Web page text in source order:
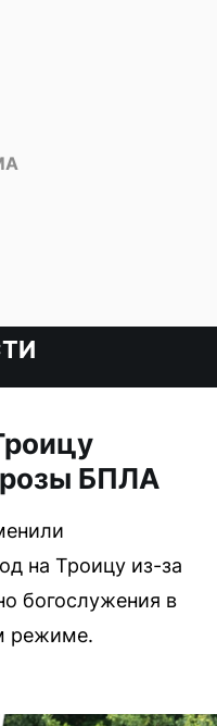
БПЛА
на Троицу из-за
богослужения в
режиме.